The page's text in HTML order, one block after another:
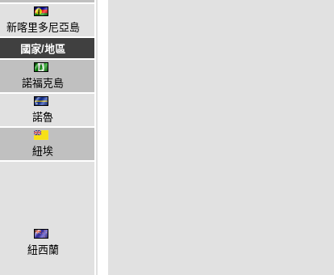
新喀里多尼亞島
國家/地區
諾福克島
諾魯
紐埃
紐西蘭